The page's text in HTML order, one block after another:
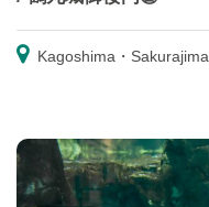
Kagoshima・Sakurajima